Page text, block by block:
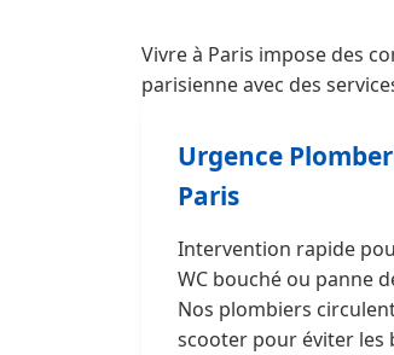
Vivre à Paris impose des
parisienne avec des
Urgence
Paris
Intervention rapide
WC bouché ou panne
Nos plombiers
scooter pour éviter les